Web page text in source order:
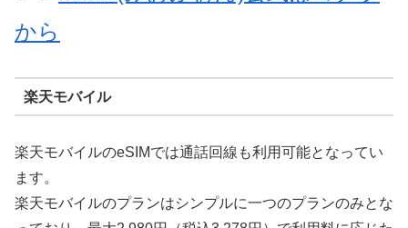
から
楽天モバイル
楽天モバイルのeSIMでは通話回線も利用可能となってい
ます。
楽天モバイルのプランはシンプルに一つのプランのみとな